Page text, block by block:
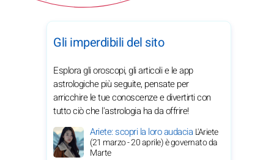
Gli imperdibili del sito
Esplora gli oroscopi, gli articoli e le app
astrologiche più seguite, pensate per
arricchire le tue conoscenze e divertirti con
tutto ciò che l'astrologia ha da offrire!
Ariete: scopri la loro audacia L'Ariete
(21 marzo - 20 aprile) è governato da
Marte